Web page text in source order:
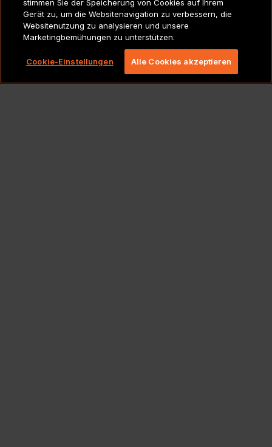
RICHTLINIEN
Copyright 2026 Lionbridge Technologies, LLC. Alle
Rechte vorbehalten.
stimmen Sie der Speicherung von Cookies auf Ihrem
Gerät zu, um die Websitenavigation zu verbessern, die
Websitenutzung zu analysieren und unsere
Marketingbemühungen zu unterstützen.
Cookie-Einstellungen Alle Cookies akzeptieren